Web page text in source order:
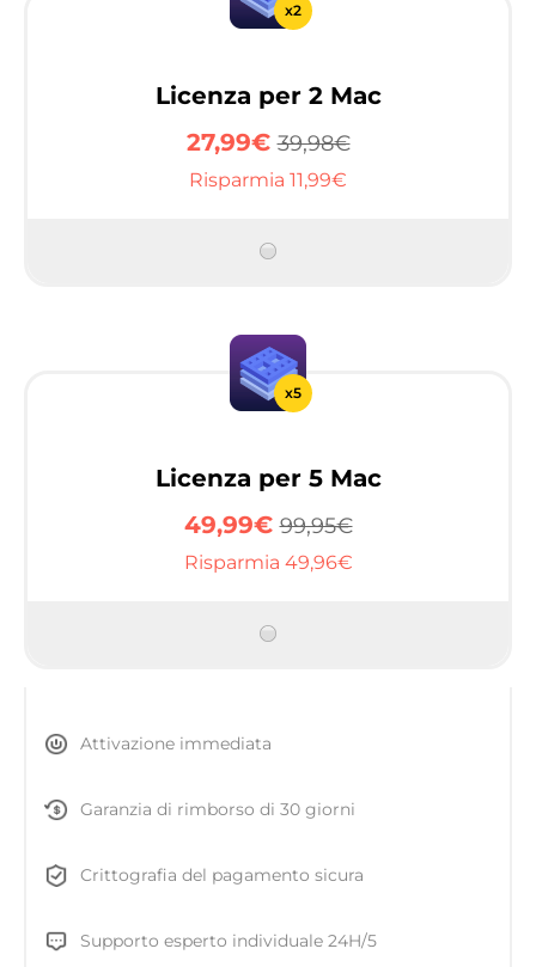
x2
Licenza per 2 Mac
27,99€39,98€
Risparmia 11,99€
x5
Licenza per 5 Mac
49,99€99,95€
Risparmia 49,96€
Attivazione immediata
Garanzia di rimborso di 30 giorni
Crittografia del pagamento sicura
Supporto esperto individuale 24H/5